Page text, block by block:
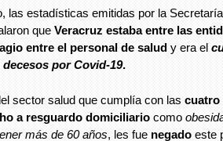
las estadísticas emitidas por la
que Veracruz estaba entre las
entre el personal de salud y era el
por Covid-19.
sector salud que cumplía con las cuatro
a resguardo domiciliario como
más de 60 años, les fue negado este